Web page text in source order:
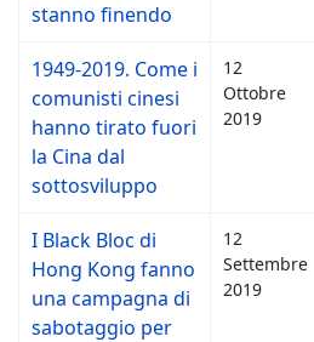
stanno finendo
1949-2019. Come i
comunisti cinesi
hanno tirato fuori
la Cina dal
sottosviluppo
12
Ottobre
2019
I Black Bloc di
Hong Kong fanno
una campagna di
sabotaggio per
12
Settembre
2019